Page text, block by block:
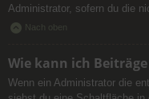
Administrator, sofern du die
Nach oben
Wie kann ich
Wenn ein Administrator die